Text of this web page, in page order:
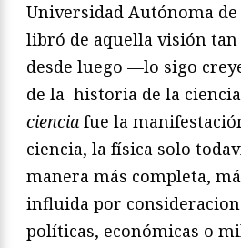
Universidad Autónoma
libró de aquella visión tan
desde luego —lo sigo
de la historia de la
ciencia fue la
ciencia, la física solo
manera más completa,
influida por
políticas, económicas o